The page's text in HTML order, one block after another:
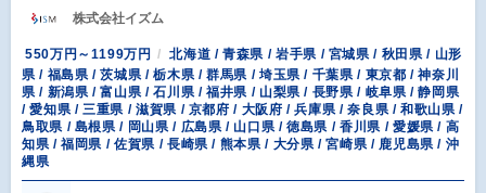
株式会社イズム
550万円～1199万円
北海道 / 青森県 / 岩手県 / 宮城県 / 秋田県 / 山形
県 / 福島県 / 茨城県 / 栃木県 / 群馬県 / 埼玉県 / 千葉県 / 東京都 / 神奈川
県 / 新潟県 / 富山県 / 石川県 / 福井県 / 山梨県 / 長野県 / 岐阜県 / 静岡県
/ 愛知県 / 三重県 / 滋賀県 / 京都府 / 大阪府 / 兵庫県 / 奈良県 / 和歌山県 /
鳥取県 / 島根県 / 岡山県 / 広島県 / 山口県 / 徳島県 / 香川県 / 愛媛県 / 高
知県 / 福岡県 / 佐賀県 / 長崎県 / 熊本県 / 大分県 / 宮崎県 / 鹿児島県 / 沖
縄県